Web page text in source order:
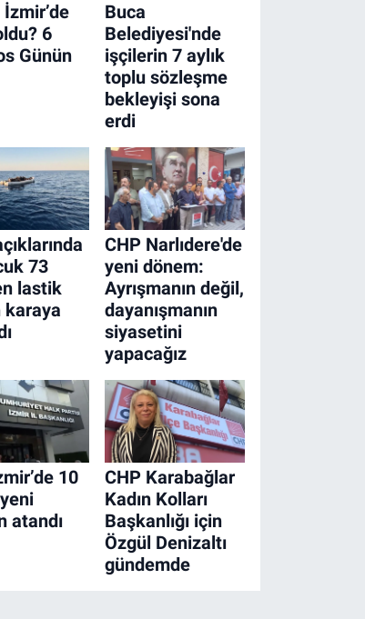
6
Günün
Buca
Belediyesi'nde
işçilerin 7 aylık
toplu sözleşme
bekleyişi sona
erdi
73
lastik
karaya
CHP Narlıdere'de
yeni dönem:
Ayrışmanın değil,
dayanışmanın
siyasetini
yapacağız
10
atandı
CHP Karabağlar
Kadın Kolları
Başkanlığı için
Özgül Denizaltı
gündemde